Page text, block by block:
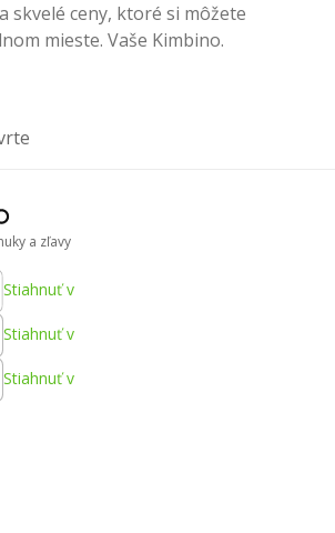
skvelé ceny, ktoré si môžete
mieste. Vaše Kimbino.
a zľavy
Stiahnuť v
Stiahnuť v
Stiahnuť v